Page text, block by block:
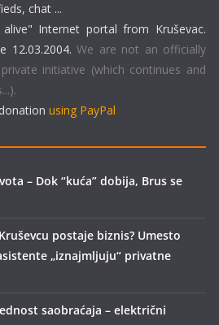
chat ...
Internet portal from Kruševac.
12.03.2004. We are not an officially
initiative (which continues and
using PayPal
– Dok “kuća” dobija, Brus se
postaje biznis? Umesto
„iznajmljuju“ privatne
saobraćaja – električni